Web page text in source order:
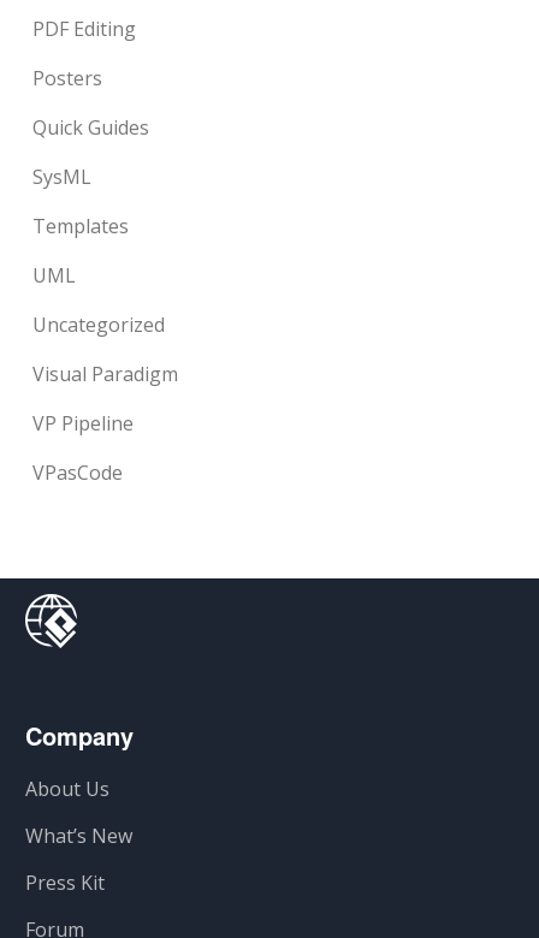
PDF Editing
Posters
Quick Guides
SysML
Templates
UML
Uncategorized
Visual Paradigm
VP Pipeline
VPasCode
Company
About Us
What’s New
Press Kit
Forum